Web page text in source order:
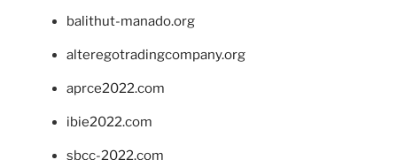
balithut-manado.org
alteregotradingcompany.org
aprce2022.com
ibie2022.com
sbcc-2022.com